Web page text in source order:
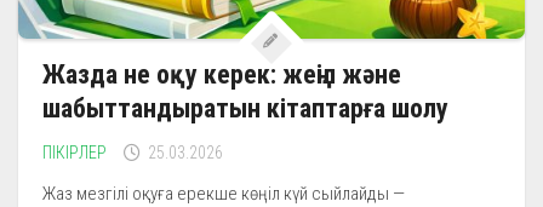
Жазда не оқу керек: жеңіл және
шабыттандыратын кітаптарға шолу
ПІКІРЛЕР 25.03.2026
Жаз мезгілі оқуға ерекше көңіл күй сыйлайды —